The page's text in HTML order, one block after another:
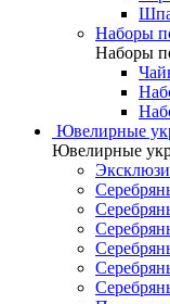
Наборы
Наборы
Ювелирные
Ювелирные